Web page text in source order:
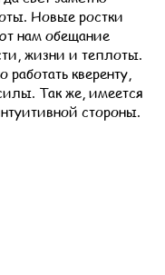
Новые ростки
нам обещание
жизни и теплоты.
работать кверенту,
Так же, имеется
стороны.